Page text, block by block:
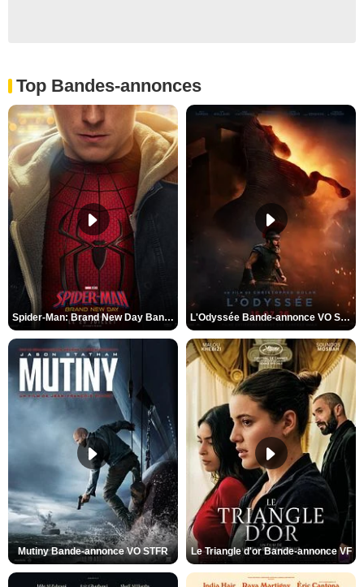
Top Bandes-annonces
Spider-Man: Brand New Day Bande-annonce VO STFR L'Odyssée Bande-annonce VO STFR
Mutiny Bande-annonce VO STFR Le Triangle d'or Bande-annonce VF